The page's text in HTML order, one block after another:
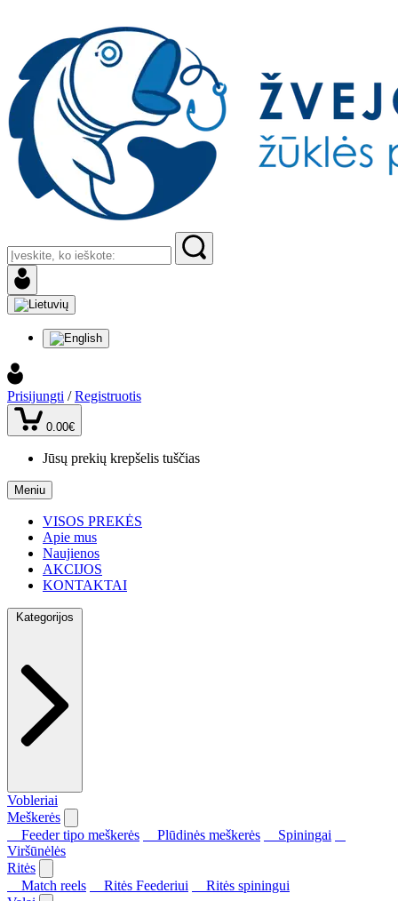
Prisijungti / Registruotis
0.00€
Jūsų prekių krepšelis tuščias
Meniu
VISOS PREKĖS
Apie mus
Naujienos
AKCIJOS
KONTAKTAI
Kategorijos
Vobleriai
Meškerės
Feeder tipo meškerės
Plūdinės meškerės
Spiningai
Viršūnėlės
Ritės
Match reels
Ritės Feederiui
Ritės spiningui